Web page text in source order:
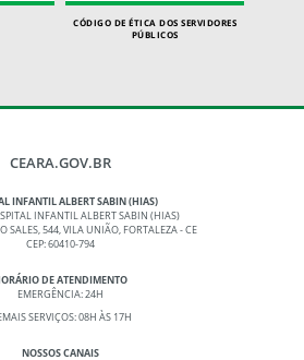
CÓDIGO DE ÉTICA DOS SERVIDORES
PÚBLICOS
CEARA.GOV.BR
INFANTIL ALBERT SABIN (HIAS)
INFANTIL ALBERT SABIN (HIAS)
SALES, 544, VILA UNIÃO, FORTALEZA - CE
CEP: 60410-794
DE ATENDIMENTO
EMERGÊNCIA: 24H
SERVIÇOS: 08H ÀS 17H
NOSSOS CANAIS